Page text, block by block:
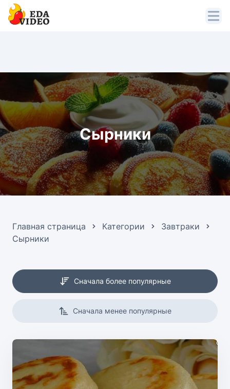
Сырники
Главная страница Категории
Завтраки
Сырники
Сначала более популярные
Сначала менее популярные